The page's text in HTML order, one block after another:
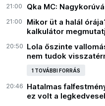
21:00 Qka MC:
21:00
Mikor üt a halál
kalkulátor
20:50 Lola őszinte
nem tudok
1 TOVÁBBI FORRÁS
20:46 Hatalmas
ez volt a